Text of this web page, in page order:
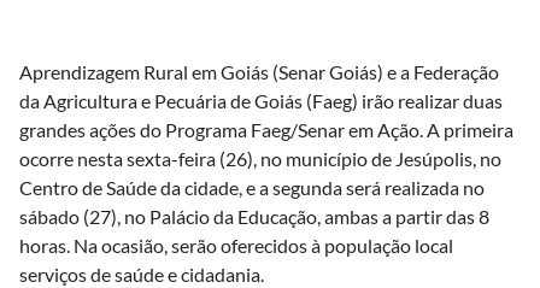
Aprendizagem Rural em Goiás (Senar Goiás) e a Federação
da Agricultura e Pecuária de Goiás (Faeg) irão realizar duas
grandes ações do Programa Faeg/Senar em Ação. A primeira
ocorre nesta sexta-feira (26), no município de Jesúpolis, no
Centro de Saúde da cidade, e a segunda será realizada no
sábado (27), no Palácio da Educação, ambas a partir das 8
horas. Na ocasião, serão oferecidos à população local
serviços de saúde e cidadania.